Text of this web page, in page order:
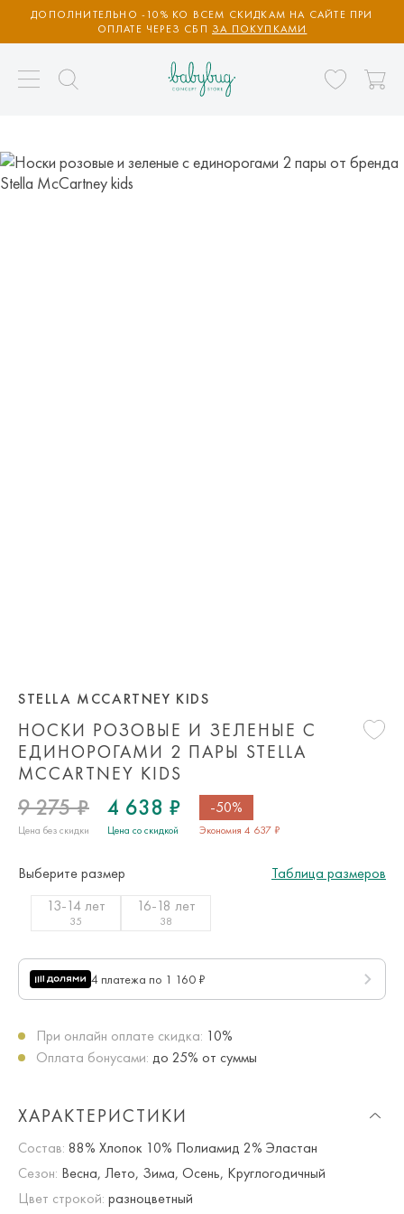
ДОПОЛНИТЕЛЬНО -10% КО ВСЕМ СКИДКАМ НА САЙТЕ ПРИ
ОПЛАТЕ ЧЕРЕЗ СБП ЗА ПОКУПКАМИ
НОСКИ РОЗОВЫЕ И ЗЕЛЕНЫЕ С
ЕДИНОРОГАМИ 2 ПАРЫ STELLA
MCCARTNEY KIDS
STELLA MCCARTNEY KIDS
9 275 ₽
Цена без скидки
4 638 ₽
Цена со скидкой
-50%
Экономия 4 637 ₽
Выберите размер
Таблица размеров
13-14 лет
35
16-18 лет
38
4 платежа по 1 160 ₽
При онлайн оплате скидка: 10%
Оплата бонусами: до 25% от суммы
ХАРАКТЕРИСТИКИ
Состав: 88% Хлопок 10% Полиамид 2% Эластан
Сезон: Весна, Лето, Зима, Осень, Круглогодичный
Цвет строкой: разноцветный